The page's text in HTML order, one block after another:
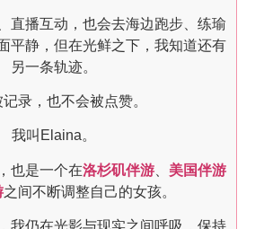
直播互动，也会去海边跑步、练瑜
平静，但在光鲜之下，我知道还有
另一条轨迹。
录，也不会被点赞。
我叫Elaina。
也是一个在洛杉矶伴游
美国伴游
之间不断调整自己的女孩。
我仍在光影与现实之间呼吸，保持